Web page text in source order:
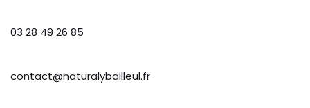
03 28 49 26 85
contact@naturalybailleul.fr